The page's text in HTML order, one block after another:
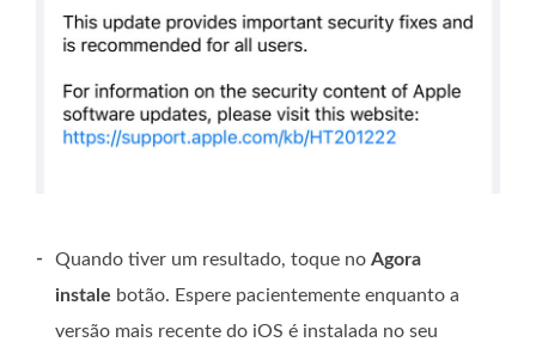
- Quando tiver um resultado, toque no Agora
instale botão. Espere pacientemente enquanto a
versão mais recente do iOS é instalada no seu